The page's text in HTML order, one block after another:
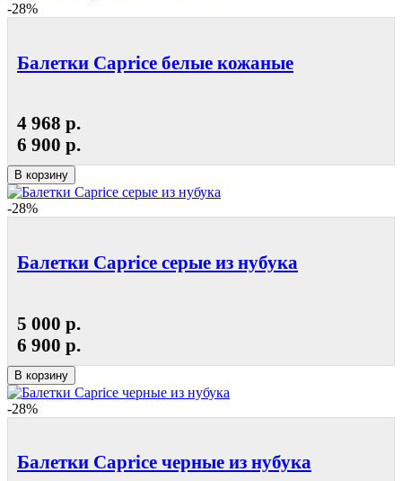
-28%
Балетки Caprice белые кожаные
4 968 р.
6 900 р.
В корзину
-28%
Балетки Caprice серые из нубука
5 000 р.
6 900 р.
В корзину
-28%
Балетки Caprice черные из нубука